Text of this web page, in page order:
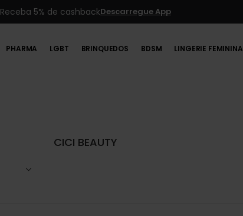
Receba 5% de cashbackDescarregue App
PHARMA LGBT BRINQUEDOS BDSM LINGERIE FEMININA
CICI BEAUTY